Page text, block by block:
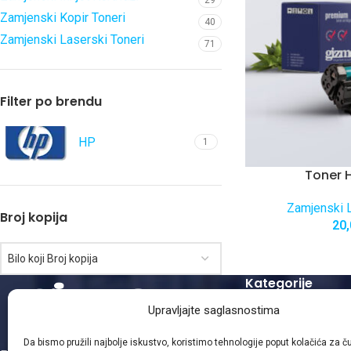
Upravljajte saglasnostima
Da bismo pružili najbolje iskustvo, koristimo tehnologije poput kolačića za
Zamjenski Kopir Toneri 40
Zamjenski Laserski Toneri 71
Filter po brendu
HP 1
Broj kopija
Bilo koji Broj kopija
Toner
Zamjenski
Kategorije
Zamjenski
Zamjenski Kopir